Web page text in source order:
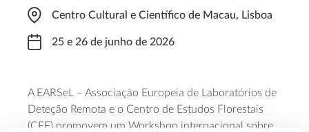
Centro Cultural e Científico de Macau, Lisboa
25 e 26 de junho de 2026
A EARSeL
– Associação Europeia de Laboratórios de
Deteção Remota e o Centro de Estudos Florestais
(CEF) promovem um Workshop internacional sobre